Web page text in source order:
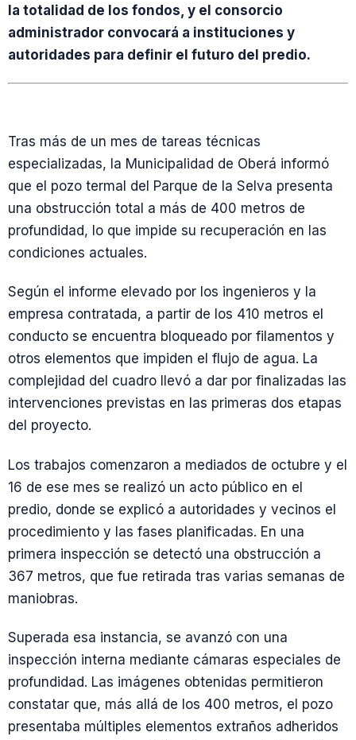
la totalidad de los fondos, y el consorcio
administrador convocará a instituciones y
autoridades para definir el futuro del predio.
Tras más de un mes de tareas técnicas
especializadas, la Municipalidad de Oberá informó
que el pozo termal del Parque de la Selva presenta
una obstrucción total a más de 400 metros de
profundidad, lo que impide su recuperación en las
condiciones actuales.
Según el informe elevado por los ingenieros y la
empresa contratada, a partir de los 410 metros el
conducto se encuentra bloqueado por filamentos y
otros elementos que impiden el flujo de agua. La
complejidad del cuadro llevó a dar por finalizadas las
intervenciones previstas en las primeras dos etapas
del proyecto.
Los trabajos comenzaron a mediados de octubre y el
16 de ese mes se realizó un acto público en el
predio, donde se explicó a autoridades y vecinos el
procedimiento y las fases planificadas. En una
primera inspección se detectó una obstrucción a
367 metros, que fue retirada tras varias semanas de
maniobras.
Superada esa instancia, se avanzó con una
inspección interna mediante cámaras especiales de
profundidad. Las imágenes obtenidas permitieron
constatar que, más allá de los 400 metros, el pozo
presentaba múltiples elementos extraños adheridos